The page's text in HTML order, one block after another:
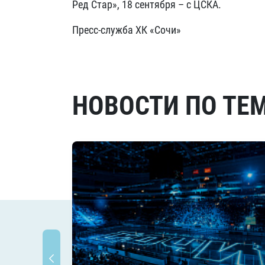
Ред Стар», 18 сентября – с ЦСКА.
Пресс-служба ХК «Сочи»
НОВОСТИ ПО